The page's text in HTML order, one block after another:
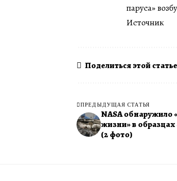
паруса»
Источник
Поделиться этой
ПРЕДЫДУЩАЯ СТАТЬЯ
NASA обнаружило
жизни» в
(2 фото)